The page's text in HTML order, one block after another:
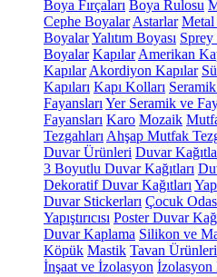
Boya Fırçaları Boya Rulosu
Cephe Boyalar Astarlar Metal
BoyalarYalıtım Boyası
Boyalar Kapılar Amerikan
Kapılar Akordiyon Kapılar
Kapıları Kapı Kolları
Fayansları Yer Seramik ve
Fayansları Karo Mozaik
Tezgahları Ahşap Mutfak
Duvar Ürünleri Duvar
3 Boyutlu Duvar Kağıtları
Dekoratif Duvar Kağıtları
Duvar Stickerları Çocuk
Yapıştırıcısı Poster Duvar
Duvar Kaplama Silikon ve
Köpük Mastik Tavan Ürünleri
İnşaat ve İzolasyon İzolasyon